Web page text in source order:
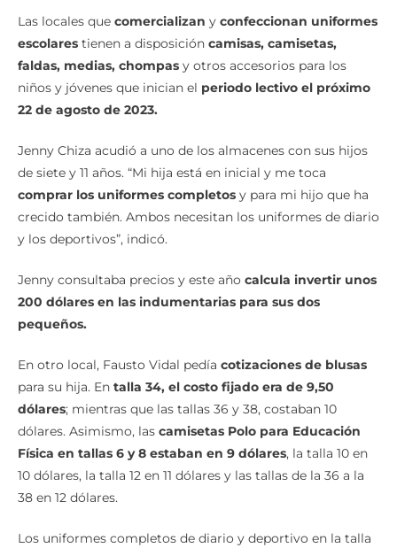
Las locales que comercializan y confeccionan uniformes
escolares tienen a disposición camisas, camisetas,
faldas, medias, chompas y otros accesorios para los
niños y jóvenes que inician el periodo lectivo el próximo
22 de agosto de 2023.
Jenny Chiza acudió a uno de los almacenes con sus hijos
de siete y 11 años. “Mi hija está en inicial y me toca
comprar los uniformes completos y para mi hijo que ha
crecido también. Ambos necesitan los uniformes de diario
y los deportivos”, indicó.
Jenny consultaba precios y este año calcula invertir unos
200 dólares en las indumentarias para sus dos
pequeños.
En otro local, Fausto Vidal pedía cotizaciones de blusas
para su hija. En talla 34, el costo fijado era de 9,50
dólares; mientras que las tallas 36 y 38, costaban 10
dólares. Asimismo, las camisetas Polo para Educación
Física en tallas 6 y 8 estaban en 9 dólares, la talla 10 en
10 dólares, la talla 12 en 11 dólares y las tallas de la 36 a la
38 en 12 dólares.
Los uniformes completos de diario y deportivo en la talla